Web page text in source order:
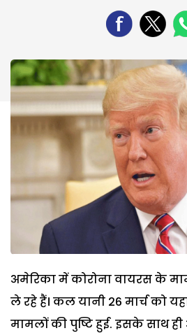
अमेरिका में कोरोना वायरस के
ले रहे हैं। कल यानी 26 मार्च को
मामलों की पुष्टि हुई. इसके साथ